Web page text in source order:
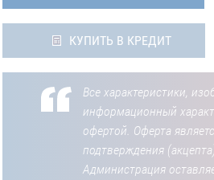
КУПИТЬ В КРЕДИТ
Все характеристики,
информационный
офертой. Оферта
подтверждения
Администрация